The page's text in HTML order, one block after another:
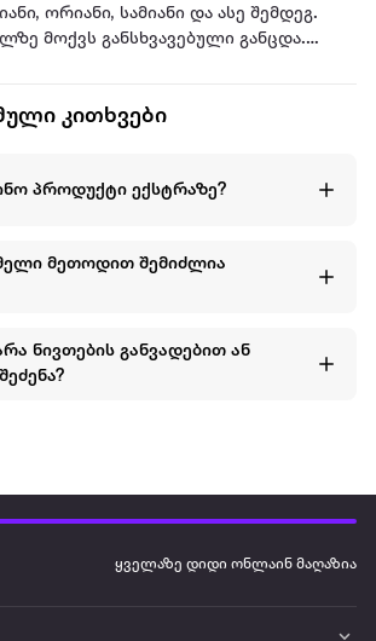
ორიანი, სამიანი და ასე შემდეგ.
მოქვს განსხვავებული განცდა.
გააგრძელო საქმე.
საშუალებით შეგიძლია მთელი ხელი
ერთ ძარაზე მოთავსებული ორი,
დამოუკიდებლად მოძრავი ბორბალი.
კითხვები
პროდუქტი ექსტრაზე?
მეთოდით შემიძლია
ნივთების განვადებით ან
ყველაზე დიდი ონლაინ მაღაზია